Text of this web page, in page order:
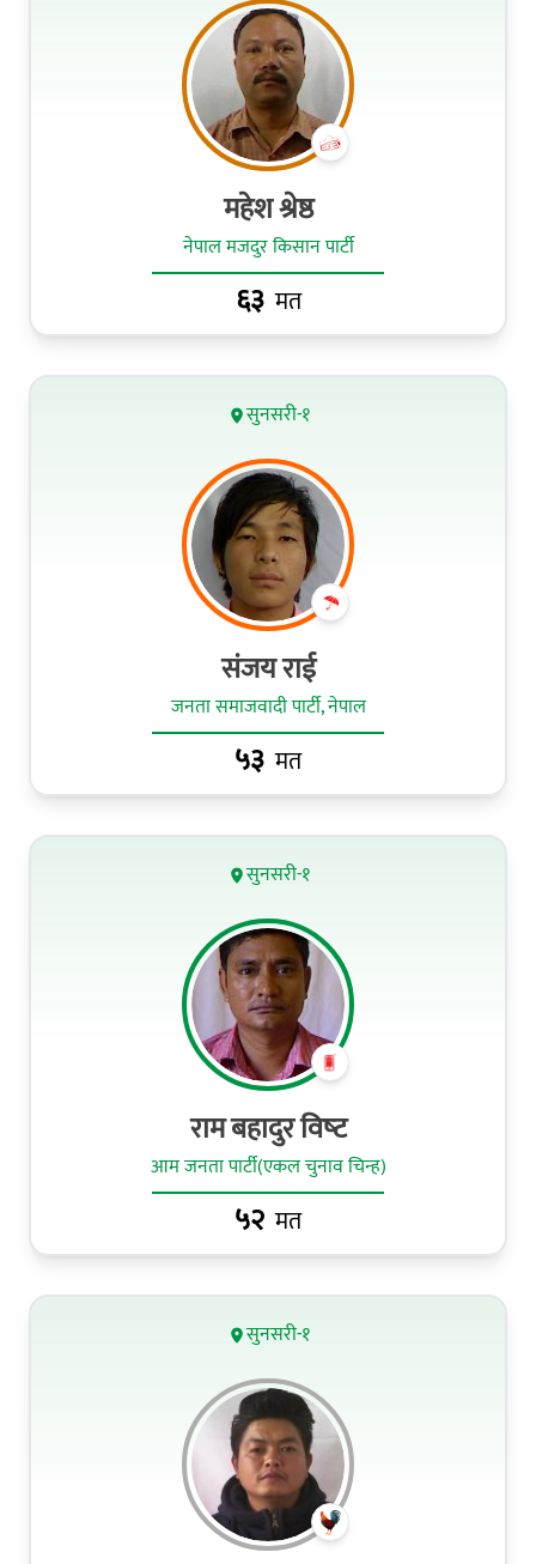
महेश श्रेष्ठ
नेपाल मजदुर किसान पार्टी
६३ मत
सुनसरी-१
संजय राई
जनता समाजवादी पार्टी, नेपाल
५३ मत
सुनसरी-१
राम बहादुर विष्‍ट
आम जनता पार्टी(एकल चुनाव चिन्ह)
५२ मत
सुनसरी-१